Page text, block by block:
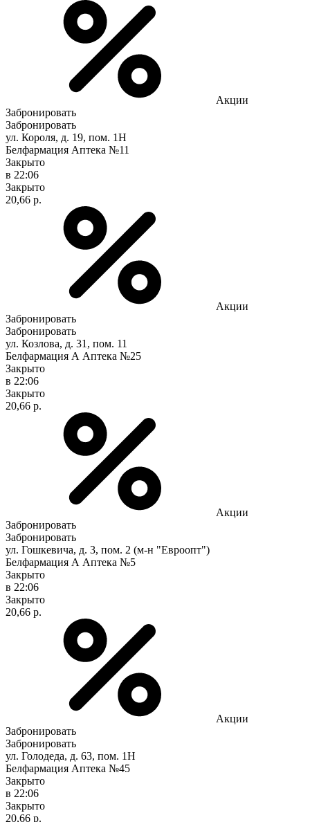
Акции
Забронировать
Забронировать
ул. Короля, д. 19, пом. 1Н
Белфармация Аптека №11
Закрыто
в 22:06
Закрыто
20,66 р.
Акции
Забронировать
Забронировать
ул. Козлова, д. 31, пом. 11
Белфармация А Аптека №25
Закрыто
в 22:06
Закрыто
20,66 р.
Акции
Забронировать
Забронировать
ул. Гошкевича, д. 3, пом. 2 (м-н "Евроопт")
Белфармация А Аптека №5
Закрыто
в 22:06
Закрыто
20,66 р.
Акции
Забронировать
Забронировать
ул. Голодеда, д. 63, пом. 1Н
Белфармация Аптека №45
Закрыто
в 22:06
Закрыто
20,66 р.